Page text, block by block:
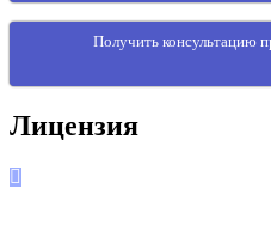
Получить консультацию
Лицензия